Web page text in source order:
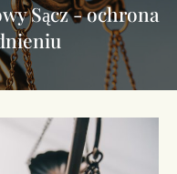
Sącz - ochrona